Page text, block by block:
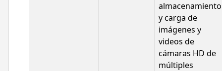
almacenamiento
y carga de
imágenes y
videos de
cámaras HD de
múltiples